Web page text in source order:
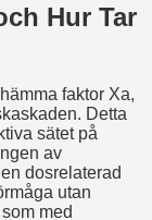
Hur Tar
faktor Xa,
Detta
sätet på
av
dosrelaterad
utan
med